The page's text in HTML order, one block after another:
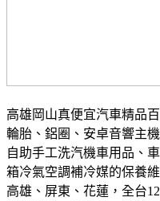
高雄岡山真便宜汽車精品
輪胎、鋁圈、安卓音響主
自助手工洗汽機車用品、
箱冷氣空調補冷媒的保養
高雄、屏東、花蓮，全台